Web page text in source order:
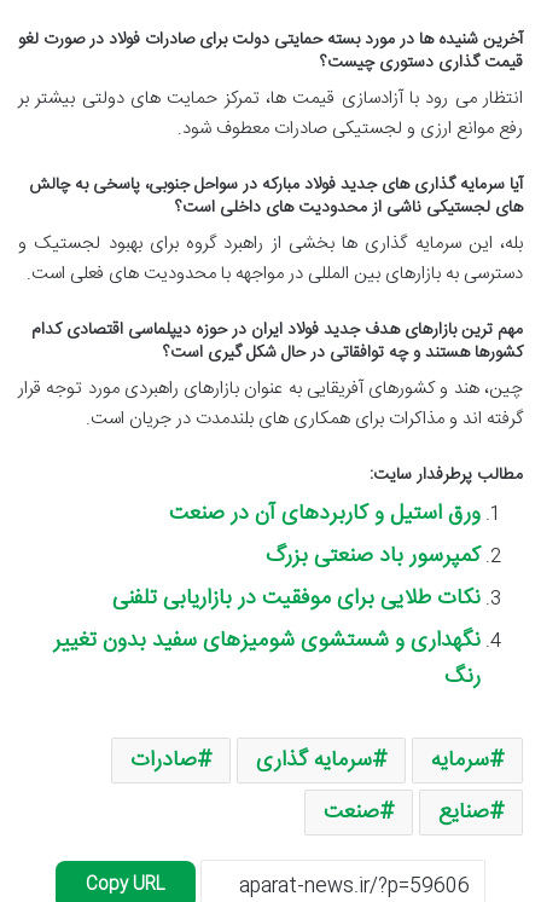
آخرین شنیده ها در مورد بسته حمایتی دولت برای صادرات فولاد در صورت لغو
قیمت گذاری دستوری چیست؟
انتظار می رود با آزادسازی قیمت ها، تمرکز حمایت های دولتی بیشتر بر
رفع موانع ارزی و لجستیکی صادرات معطوف شود.
آیا سرمایه گذاری های جدید فولاد مبارکه در سواحل جنوبی، پاسخی به چالش
های لجستیکی ناشی از محدودیت های داخلی است؟
بله، این سرمایه گذاری ها بخشی از راهبرد گروه برای بهبود لجستیک و
دسترسی به بازارهای بین المللی در مواجهه با محدودیت های فعلی است.
مهم ترین بازارهای هدف جدید فولاد ایران در حوزه دیپلماسی اقتصادی کدام
کشورها هستند و چه توافقاتی در حال شکل گیری است؟
چین، هند و کشورهای آفریقایی به عنوان بازارهای راهبردی مورد توجه قرار
گرفته اند و مذاکرات برای همکاری های بلندمدت در جریان است.
مطالب پرطرفدار سایت:
‌ورق استیل و کاربردهای آن در صنعت
کمپرسور باد صنعتی بزرگ
نکات طلایی برای موفقیت در بازاریابی تلفنی
نگهداری و شستشوی شومیزهای سفید بدون تغییر
رنگ
سرمایه سرمایه گذاری
صادرات
صنایع
صنعت
Copy URL